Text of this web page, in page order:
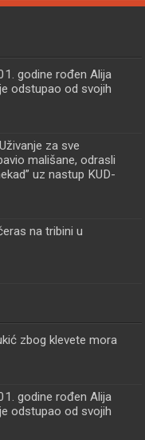
godine rođen Alija
odstupao od svojih
za sve
mališane, odrasli
uz nastup KUD-
na tribini u
zbog klevete mora
godine rođen Alija
odstupao od svojih